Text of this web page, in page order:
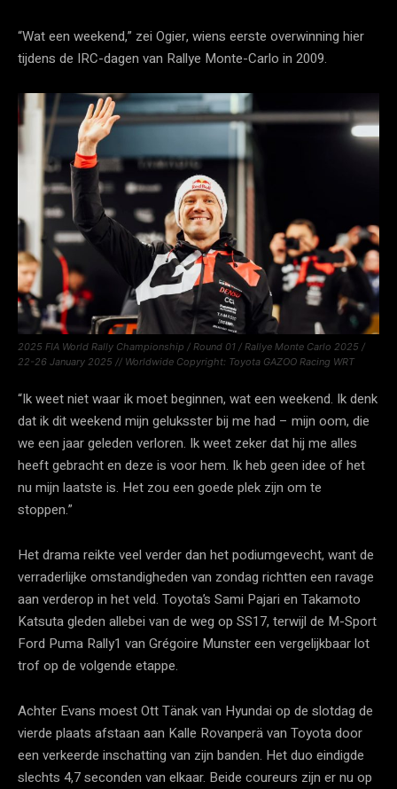
“Wat een weekend,” zei Ogier, wiens eerste overwinning hier
tijdens de IRC-dagen van Rallye Monte-Carlo in 2009.
2025 FIA World Rally Championship / Round 01 / Rallye Monte Carlo 2025 /
22-26 January 2025 // Worldwide Copyright: Toyota GAZOO Racing WRT
“Ik weet niet waar ik moet beginnen, wat een weekend. Ik denk
dat ik dit weekend mijn geluksster bij me had – mijn oom, die
we een jaar geleden verloren. Ik weet zeker dat hij me alles
heeft gebracht en deze is voor hem. Ik heb geen idee of het
nu mijn laatste is. Het zou een goede plek zijn om te
stoppen.”
Het drama reikte veel verder dan het podiumgevecht, want de
verraderlijke omstandigheden van zondag richtten een ravage
aan verderop in het veld. Toyota’s Sami Pajari en Takamoto
Katsuta gleden allebei van de weg op SS17, terwijl de M-Sport
Ford Puma Rally1 van Grégoire Munster een vergelijkbaar lot
trof op de volgende etappe.
Achter Evans moest Ott Tänak van Hyundai op de slotdag de
vierde plaats afstaan aan Kalle Rovanperä van Toyota door
een verkeerde inschatting van zijn banden. Het duo eindigde
slechts 4,7 seconden van elkaar. Beide coureurs zijn er nu op